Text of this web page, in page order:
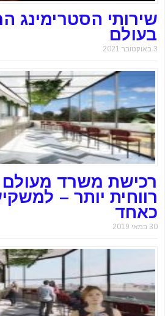
שירותי הסטרימינג
בעולם
3 באוקטובר 2021
רכישת משרד מעולם
רווחית יותר –
כאחד
30 במאי 2019